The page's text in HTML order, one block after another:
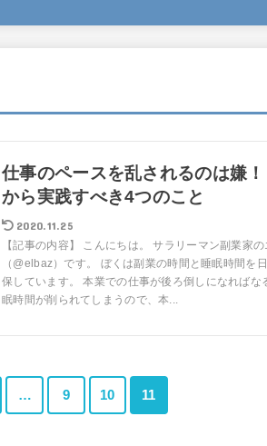
仕事のペースを乱されるのは嫌
から実践すべき4つのこと
2020.11.25
【記事の内容】 こんにちは。 サラリーマン副業家の
（@elbaz）です。 ぼくは副業の時間と睡眠時間を
保しています。 本業での仕事が後ろ倒しになればな
眠時間が削られてしまうので、本...
… 9 10 11